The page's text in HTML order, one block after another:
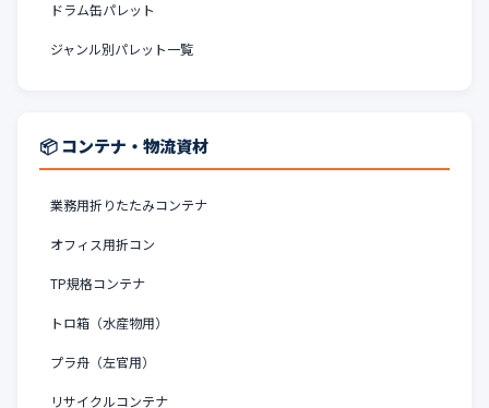
ドラム缶パレット
ジャンル別パレット一覧
📦 コンテナ・物流資材
業務用折りたたみコンテナ
オフィス用折コン
TP規格コンテナ
トロ箱（水産物用）
プラ舟（左官用）
リサイクルコンテナ